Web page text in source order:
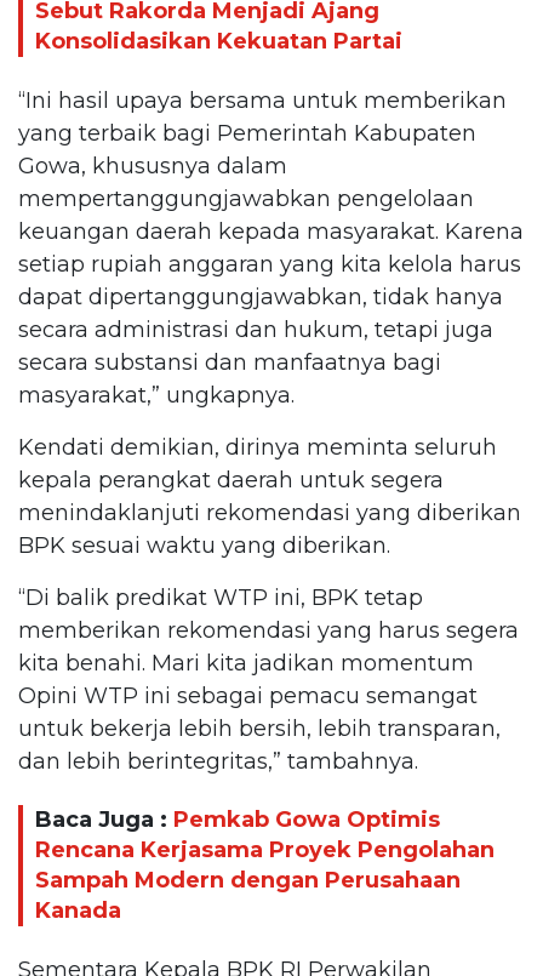
Sebut Rakorda Menjadi Ajang
Konsolidasikan Kekuatan Partai
“Ini hasil upaya bersama untuk memberikan
yang terbaik bagi Pemerintah Kabupaten
Gowa, khususnya dalam
mempertanggungjawabkan pengelolaan
keuangan daerah kepada masyarakat. Karena
setiap rupiah anggaran yang kita kelola harus
dapat dipertanggungjawabkan, tidak hanya
secara administrasi dan hukum, tetapi juga
secara substansi dan manfaatnya bagi
masyarakat,” ungkapnya.
Kendati demikian, dirinya meminta seluruh
kepala perangkat daerah untuk segera
menindaklanjuti rekomendasi yang diberikan
BPK sesuai waktu yang diberikan.
“Di balik predikat WTP ini, BPK tetap
memberikan rekomendasi yang harus segera
kita benahi. Mari kita jadikan momentum
Opini WTP ini sebagai pemacu semangat
untuk bekerja lebih bersih, lebih transparan,
dan lebih berintegritas,” tambahnya.
Baca Juga : Pemkab Gowa Optimis
Rencana Kerjasama Proyek Pengolahan
Sampah Modern dengan Perusahaan
Kanada
Sementara Kepala BPK RI Perwakilan